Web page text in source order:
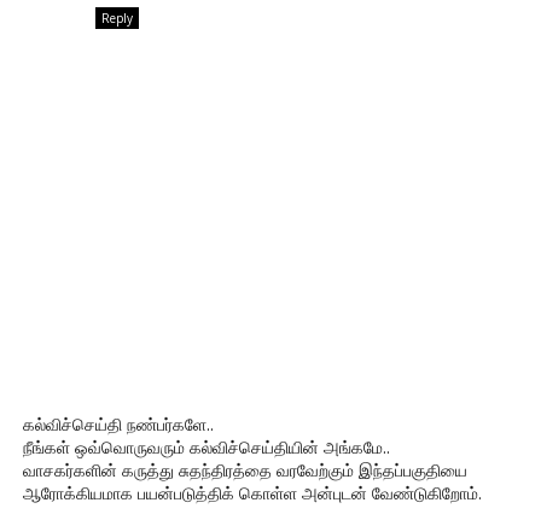
Reply
கல்விச்செய்தி நண்பர்களே..
நீங்கள் ஒவ்வொருவரும் கல்விச்செய்தியின் அங்கமே..
வாசகர்களின் கருத்து சுதந்திரத்தை வரவேற்கும் இந்தப்பகுதியை
ஆரோக்கியமாக பயன்படுத்திக் கொள்ள அன்புடன் வேண்டுகிறோம்.